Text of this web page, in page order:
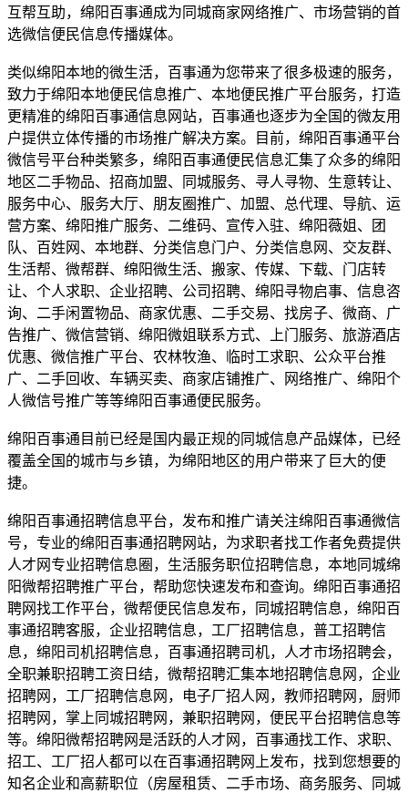
互帮互助，绵阳百事通成为同城商家网络推广、市场营销的首
选微信便民信息传播媒体。
类似绵阳本地的微生活，百事通为您带来了很多极速的服务，
致力于绵阳本地便民信息推广、本地便民推广平台服务，打造
更精准的绵阳百事通信息网站，百事通也逐步为全国的微友用
户提供立体传播的市场推广解决方案。目前，绵阳百事通平台
微信号平台种类繁多，绵阳百事通便民信息汇集了众多的绵阳
地区二手物品、招商加盟、同城服务、寻人寻物、生意转让、
服务中心、服务大厅、朋友圈推广、加盟、总代理、导航、运
营方案、绵阳推广服务、二维码、宣传入驻、绵阳薇姐、团
队、百姓网、本地群、分类信息门户、分类信息网、交友群、
生活帮、微帮群、绵阳微生活、搬家、传媒、下载、门店转
让、个人求职、企业招聘、公司招聘、绵阳寻物启事、信息咨
询、二手闲置物品、商家优惠、二手交易、找房子、微商、广
告推广、微信营销、绵阳微姐联系方式、上门服务、旅游酒店
优惠、微信推广平台、农林牧渔、临时工求职、公众平台推
广、二手回收、车辆买卖、商家店铺推广、网络推广、绵阳个
人微信号推广等等绵阳百事通便民服务。
绵阳百事通目前已经是国内最正规的同城信息产品媒体，已经
覆盖全国的城市与乡镇，为绵阳地区的用户带来了巨大的便
捷。
绵阳百事通招聘信息平台，发布和推广请关注绵阳百事通微信
号，专业的绵阳百事通招聘网站，为求职者找工作者免费提供
人才网专业招聘信息圈，生活服务职位招聘信息，本地同城绵
阳微帮招聘推广平台，帮助您快速发布和查询。绵阳百事通招
聘网找工作平台，微帮便民信息发布，同城招聘信息，绵阳百
事通招聘客服，企业招聘信息，工厂招聘信息，普工招聘信
息，绵阳司机招聘信息，百事通招聘司机，人才市场招聘会，
全职兼职招聘工资日结，微帮招聘汇集本地招聘信息网，企业
招聘网，工厂招聘信息网，电子厂招人网，教师招聘网，厨师
招聘网，掌上同城招聘网，兼职招聘网，便民平台招聘信息等
等。绵阳微帮招聘网是活跃的人才网，百事通找工作、求职、
招工、工厂招人都可以在百事通招聘网上发布，找到您想要的
知名企业和高薪职位（房屋租赁、二手市场、商务服务、同城